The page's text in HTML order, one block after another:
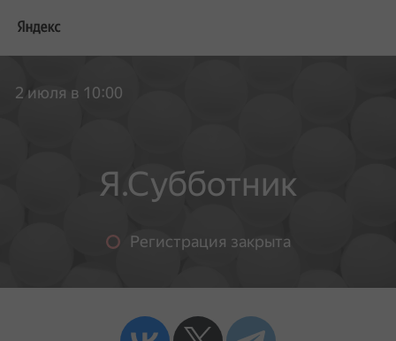
2 июля в 10:00
Я.Субботник
Регистрация закрыта